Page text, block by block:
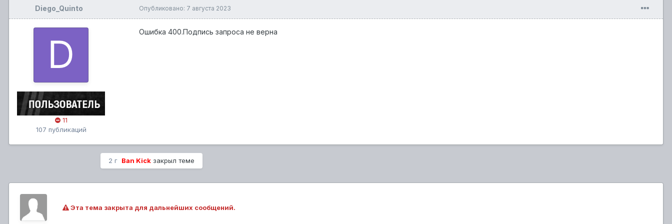
Diego_Quinto
11
107 публикаций
Опубликовано: 7 августа 2023
Ошибка 400.Подпись запроса не верна
2 г Ban Kick закрыл теме
Эта тема закрыта для дальнейших сообщений.